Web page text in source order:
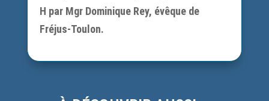
H par Mgr Dominique Rey, évêque de
Fréjus-Toulon.